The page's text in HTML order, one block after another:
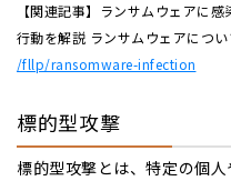
【関連記事】ランサムウェアに
行動を解説 ランサムウェアについ
/fllp/ransomware-infection
標的型攻撃
標的型攻撃とは、特定の個